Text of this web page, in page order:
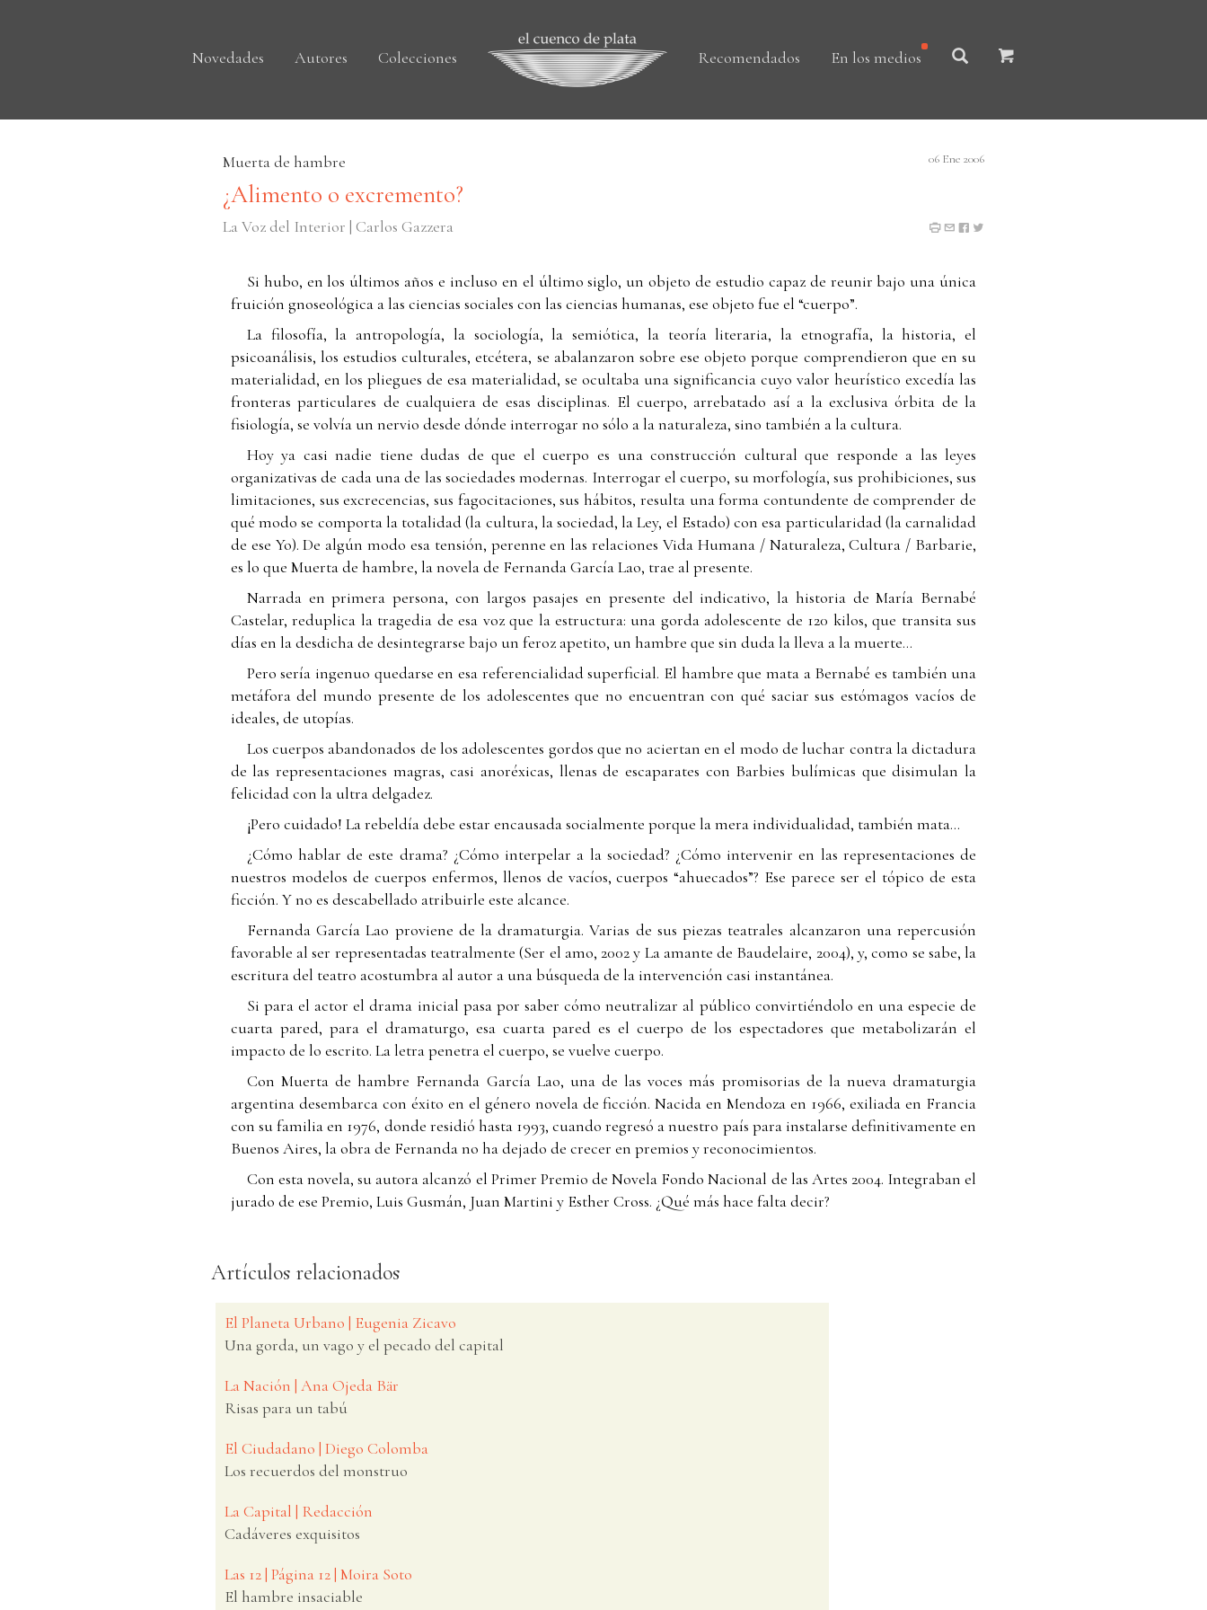
Novedades Autores Colecciones Recomendados En los medios
Muerta de hambre 06 Ene 2006
¿Alimento o excremento?
La Voz del Interior | Carlos Gazzera
Si hubo, en los últimos años e incluso en el último siglo, un objeto de estudio capaz de reunir bajo una única
fruición gnoseológica a las ciencias sociales con las ciencias humanas, ese objeto fue el “cuerpo”.
La filosofía, la antropología, la sociología, la semiótica, la teoría literaria, la etnografía, la historia, el
psicoanálisis, los estudios culturales, etcétera, se abalanzaron sobre ese objeto porque comprendieron que en su
materialidad, en los pliegues de esa materialidad, se ocultaba una significancia cuyo valor heurístico excedía las
fronteras particulares de cualquiera de esas disciplinas. El cuerpo, arrebatado así a la exclusiva órbita de la
fisiología, se volvía un nervio desde dónde interrogar no sólo a la naturaleza, sino también a la cultura.
Hoy ya casi nadie tiene dudas de que el cuerpo es una construcción cultural que responde a las leyes
organizativas de cada una de las sociedades modernas. Interrogar el cuerpo, su morfología, sus prohibiciones, sus
limitaciones, sus excrecencias, sus fagocitaciones, sus hábitos, resulta una forma contundente de comprender de
qué modo se comporta la totalidad (la cultura, la sociedad, la Ley, el Estado) con esa particularidad (la carnalidad
de ese Yo). De algún modo esa tensión, perenne en las relaciones Vida Humana / Naturaleza, Cultura / Barbarie,
es lo que Muerta de hambre, la novela de Fernanda García Lao, trae al presente.
Narrada en primera persona, con largos pasajes en presente del indicativo, la historia de María Bernabé
Castelar, reduplica la tragedia de esa voz que la estructura: una gorda adolescente de 120 kilos, que transita sus
días en la desdicha de desintegrarse bajo un feroz apetito, un hambre que sin duda la lleva a la muerte…
Pero sería ingenuo quedarse en esa referencialidad superficial. El hambre que mata a Bernabé es también una
metáfora del mundo presente de los adolescentes que no encuentran con qué saciar sus estómagos vacíos de
ideales, de utopías.
Los cuerpos abandonados de los adolescentes gordos que no aciertan en el modo de luchar contra la dictadura
de las representaciones magras, casi anoréxicas, llenas de escaparates con Barbies bulímicas que disimulan la
felicidad con la ultra delgadez.
¡Pero cuidado! La rebeldía debe estar encausada socialmente porque la mera individualidad, también mata…
¿Cómo hablar de este drama? ¿Cómo interpelar a la sociedad? ¿Cómo intervenir en las representaciones de
nuestros modelos de cuerpos enfermos, llenos de vacíos, cuerpos “ahuecados”? Ese parece ser el tópico de esta
ficción. Y no es descabellado atribuirle este alcance.
Fernanda García Lao proviene de la dramaturgia. Varias de sus piezas teatrales alcanzaron una repercusión
favorable al ser representadas teatralmente (Ser el amo, 2002 y La amante de Baudelaire, 2004), y, como se sabe, la
escritura del teatro acostumbra al autor a una búsqueda de la intervención casi instantánea.
Si para el actor el drama inicial pasa por saber cómo neutralizar al público convirtiéndolo en una especie de
cuarta pared, para el dramaturgo, esa cuarta pared es el cuerpo de los espectadores que metabolizarán el
impacto de lo escrito. La letra penetra el cuerpo, se vuelve cuerpo.
Con Muerta de hambre Fernanda García Lao, una de las voces más promisorias de la nueva dramaturgia
argentina desembarca con éxito en el género novela de ficción. Nacida en Mendoza en 1966, exiliada en Francia
con su familia en 1976, donde residió hasta 1993, cuando regresó a nuestro país para instalarse definitivamente en
Buenos Aires, la obra de Fernanda no ha dejado de crecer en premios y reconocimientos.
Con esta novela, su autora alcanzó el Primer Premio de Novela Fondo Nacional de las Artes 2004. Integraban el
jurado de ese Premio, Luis Gusmán, Juan Martini y Esther Cross. ¿Qué más hace falta decir?
Artículos relacionados
El Planeta Urbano | Eugenia Zicavo
Una gorda, un vago y el pecado del capital
La Nación | Ana Ojeda Bär
Risas para un tabú
El Ciudadano | Diego Colomba
Los recuerdos del monstruo
La Capital | Redacción
Cadáveres exquisitos
Las 12 | Página 12 | Moira Soto
El hambre insaciable